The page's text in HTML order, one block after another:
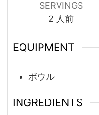
SERVINGS
2 人前
EQUIPMENT
ボウル
INGREDIENTS